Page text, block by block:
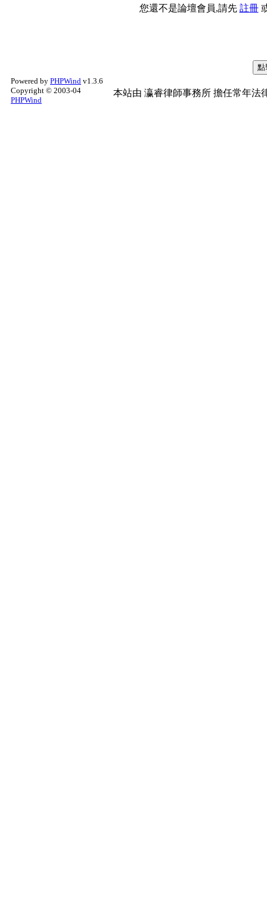
您還不是論壇會員,請先 註冊
Powered by PHPWind v1.3.6
Copyright © 2003-04
PHPWind
本站由 瀛睿律師事務所 擔任常年法